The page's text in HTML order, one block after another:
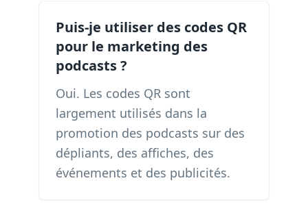
Puis-je utiliser des codes QR
pour le marketing des
podcasts ?
Oui. Les codes QR sont
largement utilisés dans la
promotion des podcasts sur des
dépliants, des affiches, des
événements et des publicités.